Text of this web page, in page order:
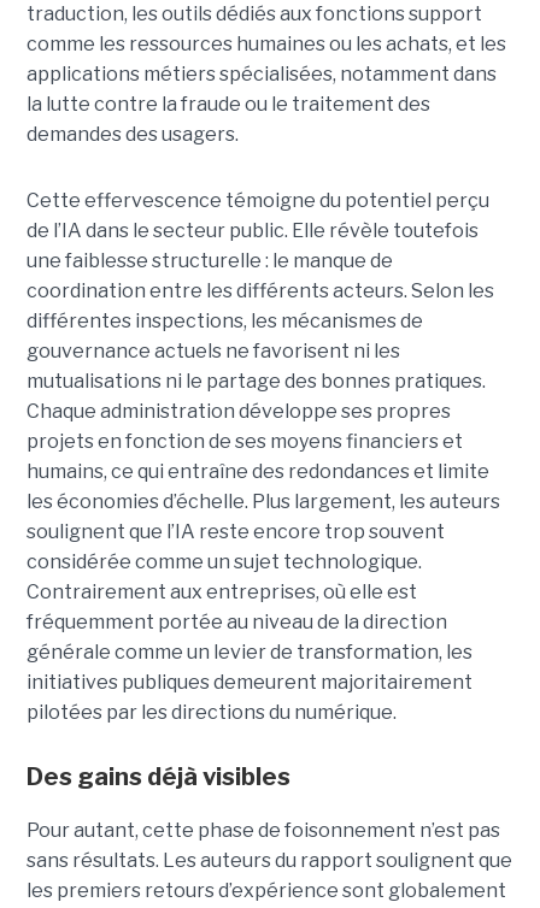
traduction, les outils dédiés aux fonctions support
comme les ressources humaines ou les achats, et les
applications métiers spécialisées, notamment dans
la lutte contre la fraude ou le traitement des
demandes des usagers.
Cette effervescence témoigne du potentiel perçu
de l’IA dans le secteur public. Elle révèle toutefois
une faiblesse structurelle : le manque de
coordination entre les différents acteurs. Selon les
différentes inspections, les mécanismes de
gouvernance actuels ne favorisent ni les
mutualisations ni le partage des bonnes pratiques.
Chaque administration développe ses propres
projets en fonction de ses moyens financiers et
humains, ce qui entraîne des redondances et limite
les économies d’échelle. Plus largement, les auteurs
soulignent que l’IA reste encore trop souvent
considérée comme un sujet technologique.
Contrairement aux entreprises, où elle est
fréquemment portée au niveau de la direction
générale comme un levier de transformation, les
initiatives publiques demeurent majoritairement
pilotées par les directions du numérique.
Des gains déjà visibles
Pour autant, cette phase de foisonnement n’est pas
sans résultats. Les auteurs du rapport soulignent que
les premiers retours d’expérience sont globalement